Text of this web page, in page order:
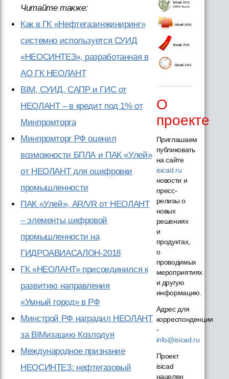
Читайте также:
Как в ГК «Нефтегазинжиниринг»
системно используется СУИД
«НЕОСИНТЕЗ», разработанная в
АО ГК НЕОЛАНТ
BIM, СУИД, САПР и ГИС от
НЕОЛАНТ – в кредит под 1% от
Минпромторга
Минпромторг РФ оценил
возможности БПЛА и ПАК «Улей»
от НЕОЛАНТ для оцифровки
промышленности
ПАК «Улей», AR/VR от НЕОЛАНТ
– элементы цифровой
промышленности на
ГИДРОАВИАСАЛОН-2018
ГК «НЕОЛАНТ» присоединился к
развитию направления
«Умный город» в РФ
Минстрой РФ наградил НЕОЛАНТ
за BIMизацию Козлодуя
Международное признание
НЕОСИНТЕЗ: нефтегазовый
О
проекте
Приглашаем
публиковать
на сайте
isicad.ru
новости и
пресс-
релизы о
новых
решениях
и
продуктах,
о
проводимых
мероприятиях
и другую
информацию.
Адрес для
корреспонденции
-
info@isicad.ru
Проект
isicad
нацелен